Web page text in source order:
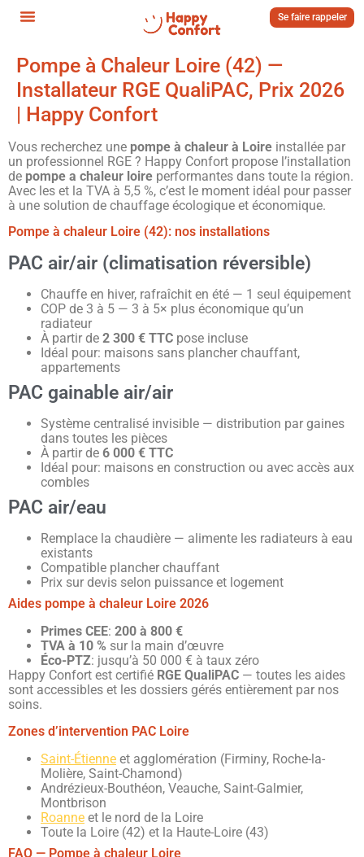
Se faire rappeler
Pompe à Chaleur Loire (42) —
Installateur RGE QualiPAC, Prix 2026
| Happy Confort
Vous recherchez une pompe à chaleur à Loire installée par
un professionnel RGE ? Happy Confort propose l’installation
de pompe a chaleur loire performantes dans toute la région.
Avec les et la TVA à 5,5 %, c’est le moment idéal pour passer
à une solution de chauffage écologique et économique.
Pompe à chaleur Loire (42): nos installations
PAC air/air (climatisation réversible)
Chauffe en hiver, rafraîchit en été — 1 seul équipement
COP de 3 à 5 — 3 à 5× plus économique qu’un
radiateur
À partir de 2 300 € TTC pose incluse
Idéal pour: maisons sans plancher chauffant,
appartements
PAC gainable air/air
Système centralisé invisible — distribution par gaines
dans toutes les pièces
À partir de 6 000 € TTC
Idéal pour: maisons en construction ou avec accès aux
combles
PAC air/eau
Remplace la chaudière — alimente les radiateurs à eau
existants
Compatible plancher chauffant
Prix sur devis selon puissance et logement
Aides pompe à chaleur Loire 2026
Primes CEE: 200 à 800 €
TVA à 10 % sur la main d’œuvre
Éco-PTZ: jusqu’à 50 000 € à taux zéro
Happy Confort est certifié RGE QualiPAC — toutes les aides
sont accessibles et les dossiers gérés entièrement par nos
soins.
Zones d’intervention PAC Loire
Saint-Étienne et agglomération (Firminy, Roche-la-
Molière, Saint-Chamond)
Andrézieux-Bouthéon, Veauche, Saint-Galmier,
Montbrison
Roanne et le nord de la Loire
Toute la Loire (42) et la Haute-Loire (43)
FAQ — Pompe à chaleur Loire